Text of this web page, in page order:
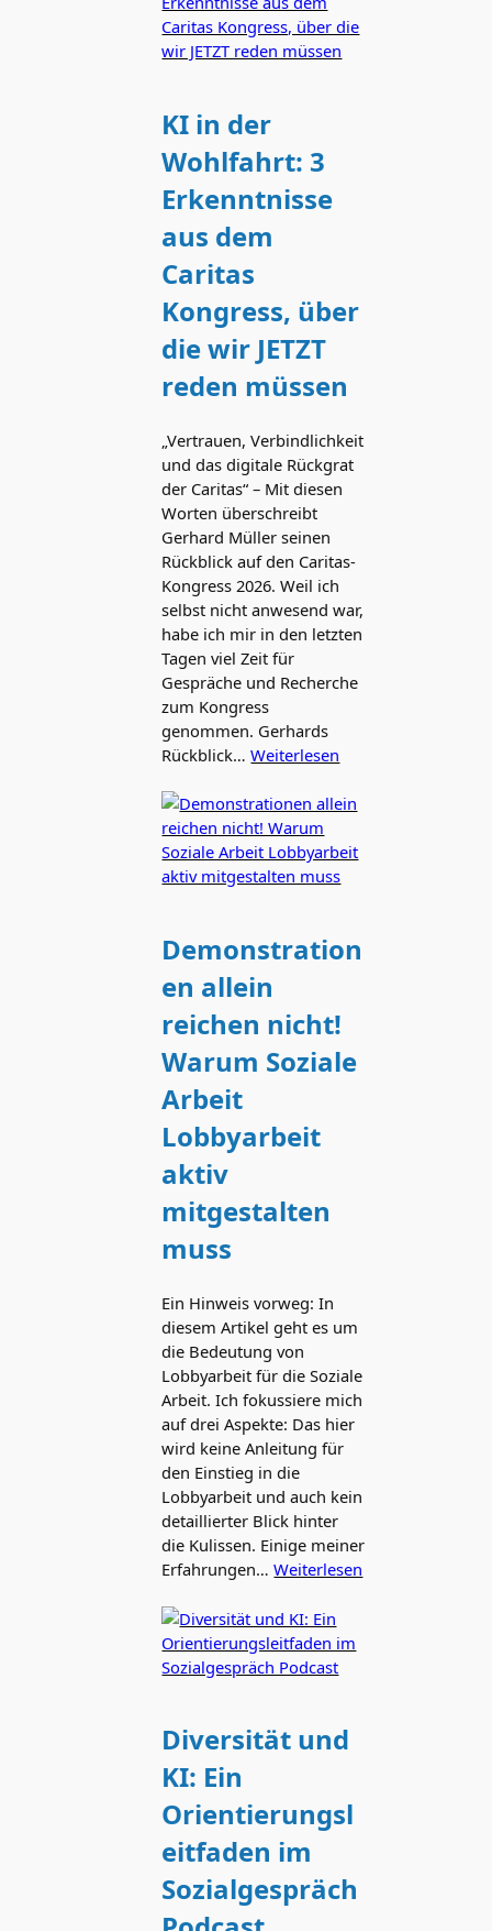
KI in der
Wohlfahrt: 3
Erkenntnisse
aus dem
Caritas
Kongress, über
die wir JETZT
reden müssen
„Vertrauen, Verbindlichkeit
und das digitale Rückgrat
der Caritas“ – Mit diesen
Worten überschreibt
Gerhard Müller seinen
Rückblick auf den Caritas-
Kongress 2026. Weil ich
selbst nicht anwesend war,
habe ich mir in den letzten
Tagen viel Zeit für
Gespräche und Recherche
zum Kongress
genommen. Gerhards
Rückblick…Weiterlesen
Demonstration
en allein
reichen nicht!
Warum Soziale
Arbeit
Lobbyarbeit
aktiv
mitgestalten
muss
Ein Hinweis vorweg: In
diesem Artikel geht es um
die Bedeutung von
Lobbyarbeit für die Soziale
Arbeit. Ich fokussiere mich
auf drei Aspekte: Das hier
wird keine Anleitung für
den Einstieg in die
Lobbyarbeit und auch kein
detaillierter Blick hinter
die Kulissen. Einige meiner
Erfahrungen…Weiterlesen
Diversität und
KI: Ein
Orientierungsl
eitfaden im
Sozialgespräch